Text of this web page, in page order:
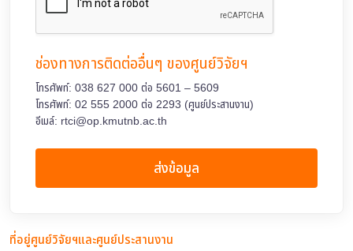
ช่องทางการติดต่ออื่นๆ ของศูนย์วิจัยฯ
โทรศัพท์: 038 627 000 ต่อ 5601 – 5609
โทรศัพท์: 02 555 2000 ต่อ 2293 (ศูนย์ประสานงาน)
อีเมล์: rtci@op.kmutnb.ac.th
ส่งข้อมูล
ที่อยู่ศูนย์วิจัยฯและศูนย์ประสานงาน